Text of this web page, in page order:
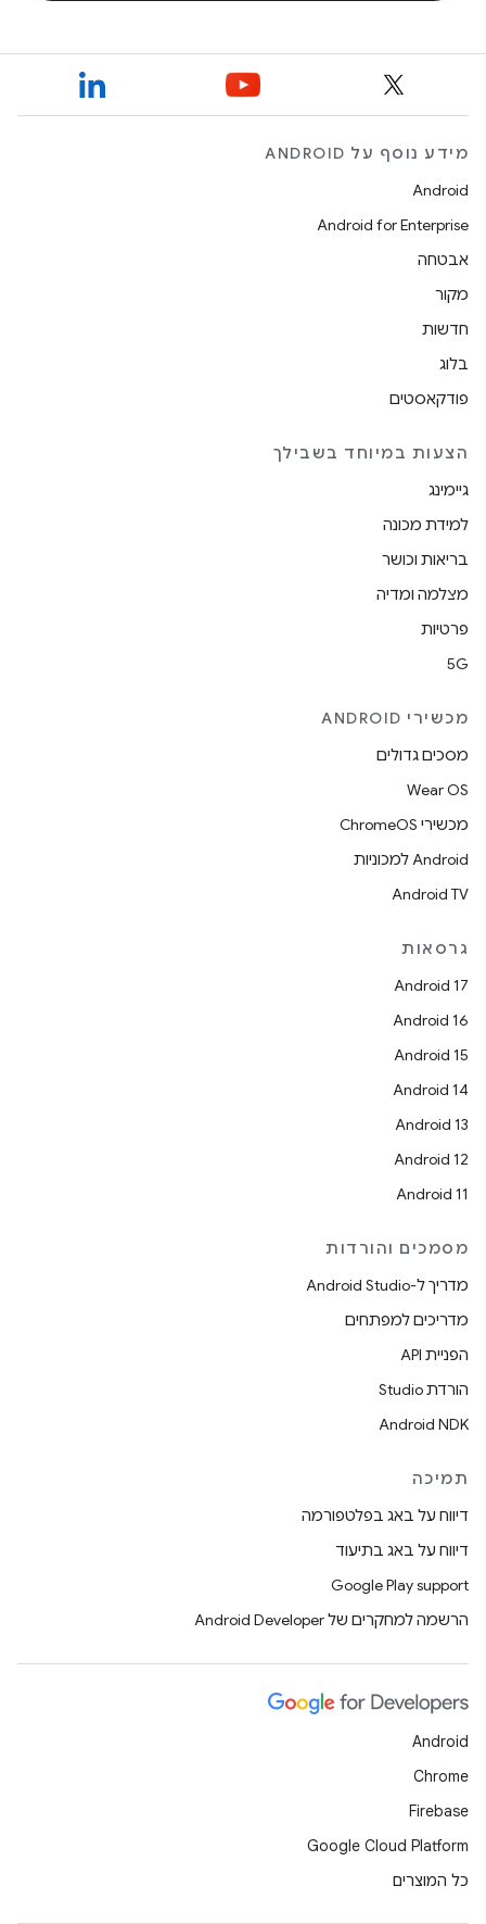
מידע נוסף על ANDROID
Android
Android for Enterprise
אבטחה
מקור
חדשות
בלוג
פודקאסטים
הצעות במיוחד בשבילך
גיימינג
למידת מכונה
בריאות וכושר
מצלמה ומדיה
פרטיות
5G
מכשירי ANDROID
מסכים גדולים
Wear OS
מכשירי ChromeOS
Android למכוניות
Android TV
גרסאות
Android 17
Android 16
Android 15
Android 14
Android 13
Android 12
Android 11
מסמכים והורדות
מדריך ל-Android Studio
מדריכים למפתחים
הפניית API
הורדת Studio
Android NDK
תמיכה
דיווח על באג בפלטפורמה
דיווח על באג בתיעוד
Google Play support
הרשמה למחקרים של Android Developer
Android
Chrome
Firebase
Google Cloud Platform
כל המוצרים